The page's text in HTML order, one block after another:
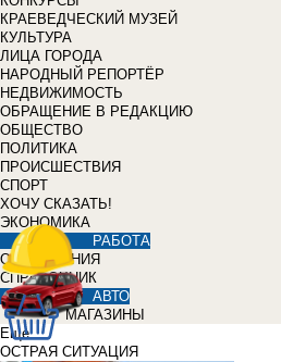
КРАЕВЕДЧЕСКИЙ МУЗЕЙ
КУЛЬТУРА
ЛИЦА ГОРОДА
НАРОДНЫЙ РЕПОРТЁР
НЕДВИЖИМОСТЬ
ОБРАЩЕНИЕ В РЕДАКЦИЮ
ОБЩЕСТВО
ПОЛИТИКА
ПРОИСШЕСТВИЯ
СПОРТ
ХОЧУ СКАЗАТЬ!
ЭКОНОМИКА
РАБОТА
ОБЪЯВЛЕНИЯ
СПРАВОЧНИК
АВТО
МАГАЗИНЫ
Еще
ОСТРАЯ СИТУАЦИЯ